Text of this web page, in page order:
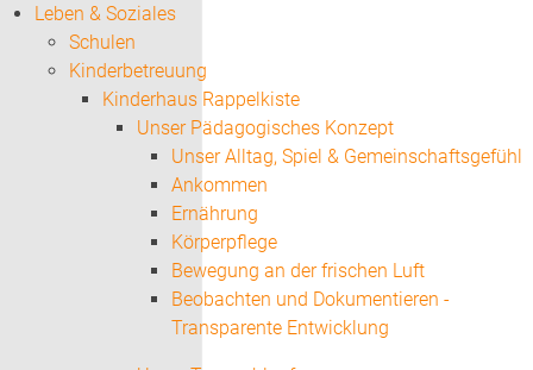
Leben & Soziales
Schulen
Kinderbetreuung
Kinderhaus Rappelkiste
Unser Pädagogisches Konzept
Unser Alltag, Spiel & Gemeinschaftsgefühl
Ankommen
Ernährung
Körperpflege
Bewegung an der frischen Luft
Beobachten und Dokumentieren -
Transparente Entwicklung